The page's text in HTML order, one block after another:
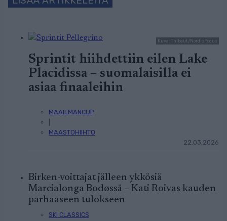
Kuva: Thibaut/NordicFocus
Sprintit hiihdettiin eilen Lake
Placidissa – suomalaisilla ei
asiaa finaaleihin
MAAILMANCUP
MAASTOHIIHTO
22.03.2026
Birken-voittajat jälleen ykkösiä
Marcialonga Bodøssä – Kati Roivas kauden
parhaaseen tulokseen
SKI CLASSICS